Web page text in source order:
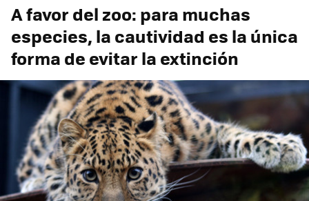
A favor del zoo: para muchas
especies, la cautividad es la única
forma de evitar la extinción